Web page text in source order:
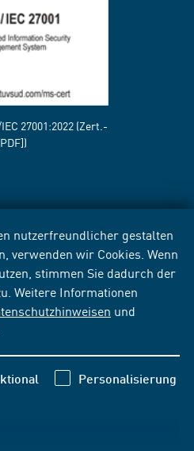
nutzerfreundlicher gestalten
verwenden wir Cookies. Wenn
stimmen Sie dadurch der
Weitere Informationen
und
Personalisierung
27001:2022 (Zert.-